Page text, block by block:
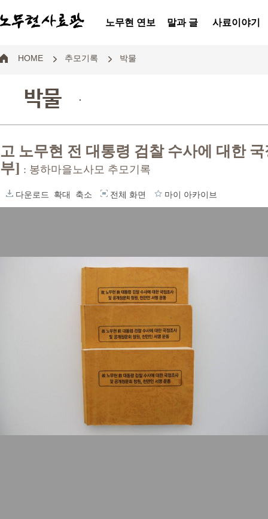
노무현 연보 말과 글 사료이야기
HOME 추모기록 박물
박물 .
고 노무현 전 대통령 검찰 수사에 대한
부] : 봉하마을노사모 추모기록
다운로드 확대 축소 전체 화면 마이 아카이브